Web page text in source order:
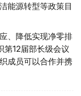
能源转型等政策目
、降低实现净零排
第12届部长级会议
成员可以合作并携